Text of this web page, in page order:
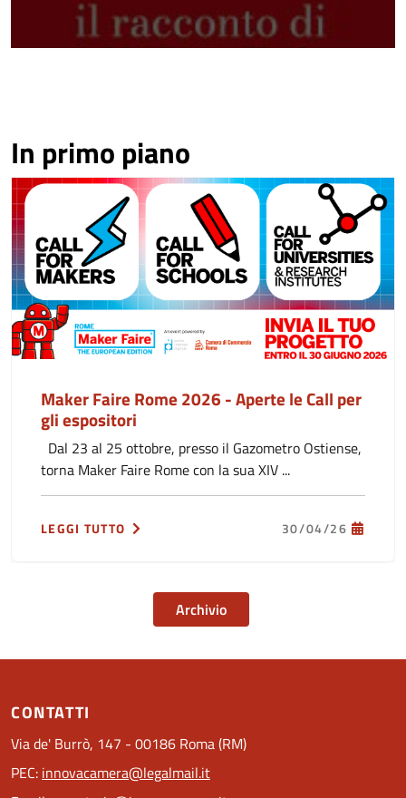
In primo piano
Maker Faire Rome 2026 - Aperte le Call per
gli espositori
Dal 23 al 25 ottobre, presso il Gazometro Ostiense,
torna Maker Faire Rome con la sua XIV ...
LEGGI TUTTO 30/04/26
Archivio
CONTATTI
Via de' Burrò, 147 - 00186 Roma (RM)
PEC: innovacamera@legalmail.it